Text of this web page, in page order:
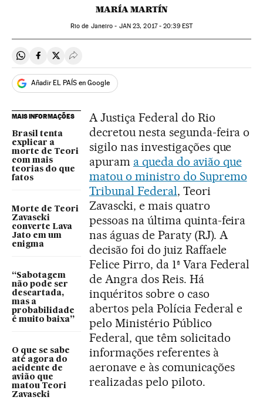
MARÍA MARTÍN
Rio de Janeiro - JAN23, 2017 - 20:39EST
Compartir en Whatsapp
Compartir en Facebook
Compartir en Twitter
Desplegar Redes Sociales
Añadir EL PAÍS en Google
MAIS INFORMAÇÕES
Brasil tenta
explicar a
morte de Teori
com mais
teorias do que
fatos
Morte de Teori
Zavascki
converte Lava
Jato em um
enigma
“Sabotagem
não pode ser
descartada,
mas a
probabilidade
é muito baixa”
O que se sabe
até agora do
acidente de
avião que
matou Teori
Zavascki
A Justiça Federal do Rio
decretou nesta segunda-feira o
sigilo nas investigações que
apuram a queda do avião que
matou o ministro do Supremo
Tribunal Federal, Teori
Zavascki, e mais quatro
pessoas na última quinta-feira
nas águas de Paraty (RJ). A
decisão foi do juiz Raffaele
Felice Pirro, da 1ª Vara Federal
de Angra dos Reis. Há
inquéritos sobre o caso
abertos pela Polícia Federal e
pelo Ministério Público
Federal, que têm solicitado
informações referentes à
aeronave e às comunicações
realizadas pelo piloto.